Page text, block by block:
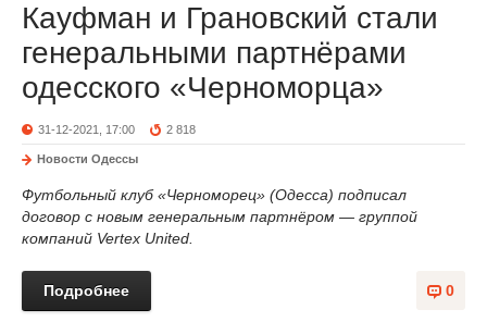
Кауфман и Грановский стали
генеральными партнёрами
одесского «Черноморца»
31-12-2021, 17:00 2 818
Новости Одессы
Футбольный клуб «Черноморец» (Одесса) подписал
договор с новым генеральным партнёром — группой
компаний Vertex United.
0
Подробнее